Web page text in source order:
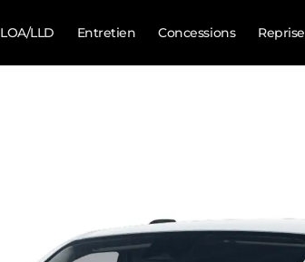
LOA/LLD Entretien Concessions Reprise